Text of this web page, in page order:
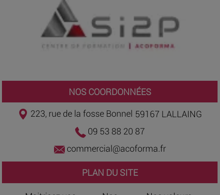
NOS COORDONNÉES
223, rue de la fosse Bonnel 59167 LALLAING
09 53 88 20 87
commercial@acoforma.fr
PLAN DU SITE